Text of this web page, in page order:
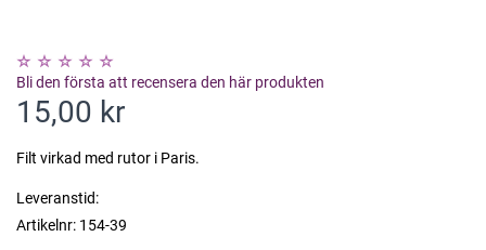
Bli den första att recensera den här produkten
15,00 kr
Filt virkad med rutor i Paris.
Leveranstid:
Artikelnr: 154-39